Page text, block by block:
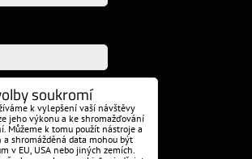
soukromí
k vylepšení vaší návštěvy
jeho výkonu a ke shromažďování
Můžeme k tomu použít nástroje a
shromážděná data mohou být
v EU, USA nebo jiných zemích.